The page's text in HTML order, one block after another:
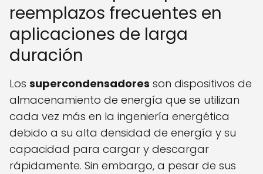
reemplazos frecuentes en
aplicaciones de larga
duración
Los supercondensadores son dispositivos de
almacenamiento de energía que se utilizan
cada vez más en la ingeniería energética
debido a su alta densidad de energía y su
capacidad para cargar y descargar
rápidamente. Sin embargo, a pesar de sus